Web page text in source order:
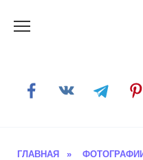
ГЛАВНАЯ »